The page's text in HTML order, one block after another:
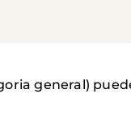
general)